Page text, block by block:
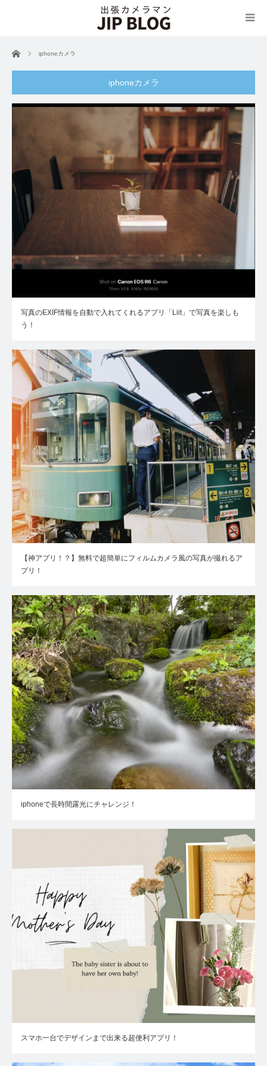
ホーム iphoneカメラ
iphoneカメラ
写真のEXIF情報を自動で入れてくれるアプリ「Liit」で写真を楽しも
う！
【神アプリ！？】無料で超簡単にフィルムカメラ風の写真が撮れるア
プリ！
iphoneで長時間露光にチャレンジ！
スマホ一台でデザインまで出来る超便利アプリ！